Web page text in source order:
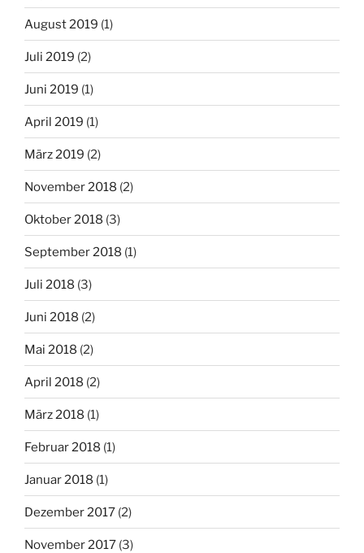
August 2019 (1)
Juli 2019 (2)
Juni 2019 (1)
April 2019 (1)
März 2019 (2)
November 2018 (2)
Oktober 2018 (3)
September 2018 (1)
Juli 2018 (3)
Juni 2018 (2)
Mai 2018 (2)
April 2018 (2)
März 2018 (1)
Februar 2018 (1)
Januar 2018 (1)
Dezember 2017 (2)
November 2017 (3)